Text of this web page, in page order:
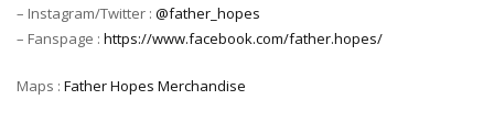
– Instagram/Twitter : @father_hopes
– Fanspage : https://www.facebook.com/father.hopes/
Maps : Father Hopes Merchandise